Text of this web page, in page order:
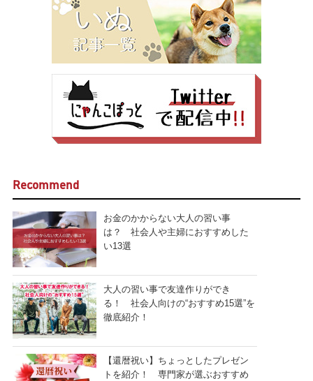
Recommend
お金のかからない大人の習い事
は？ 社会人や主婦におすすめした
い13選
大人の習い事で友達作りができ
る！ 社会人向けの“おすすめ15選”を
徹底紹介！
【還暦祝い】ちょっとしたプレゼン
トを紹介！ 専門家が選ぶおすすめ